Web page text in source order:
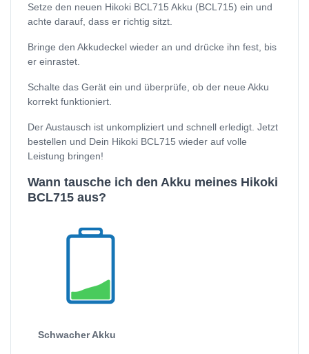
Setze den neuen Hikoki BCL715 Akku (BCL715) ein und
achte darauf, dass er richtig sitzt.
Bringe den Akkudeckel wieder an und drücke ihn fest, bis
er einrastet.
Schalte das Gerät ein und überprüfe, ob der neue Akku
korrekt funktioniert.
Der Austausch ist unkompliziert und schnell erledigt. Jetzt
bestellen und Dein Hikoki BCL715 wieder auf volle
Leistung bringen!
Wann tausche ich den Akku meines Hikoki
BCL715 aus?
Schwacher Akku